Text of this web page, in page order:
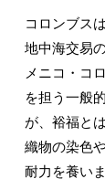
コロンブス
地中海交易
メニコ・コ
を担う一般
が、裕福と
織物の染色
耐力を養いま